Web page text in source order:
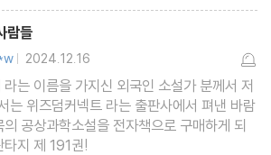
람들
| 2024.12.16
는 이름을 가지신 외국인 소설가 분께서 저
는 위즈덤커넥트 라는 출판사에서 펴낸 바람
공상과학소설을 전자책으로 구매하게 되
지 제 191권!